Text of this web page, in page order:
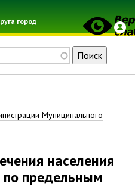
город
Муниципального
предельным